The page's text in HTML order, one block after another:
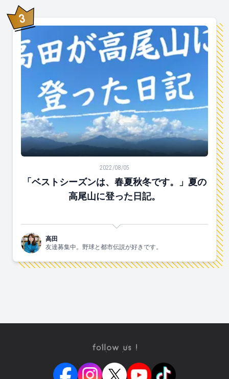
3位
「ベストシーズンは、春夏秋冬です。」夏の高尾山に登
2022/08/05
「ベストシーズンは、春夏秋冬です。」夏の
高尾山に登った日記。
高田
友達募集中。野球と都市伝説が好きです。